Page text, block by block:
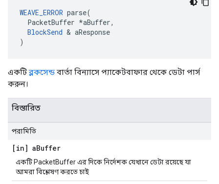
WEAVE_ERROR parse(
  PacketBuffer *aBuffer,
BlockSend & aResponse
)
একটিব্লকসেন্ডবার্তা বিন্যাসে প্যাকেটবাফার থেকে ডেটা পার্স
করুন।
বিস্তারিত
পরামিতি
[in] aBuffer
একটি PacketBuffer এর দিকে নির্দেশক যেখানে ডেটা রয়েছে যা
আমরা বিশ্লেষণ করতে চাই